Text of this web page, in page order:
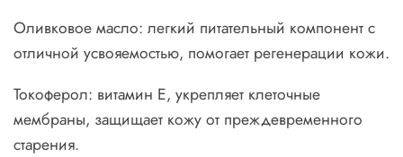
Оливковое масло: легкий питательный компонент с
отличной усвояемостью, помогает регенерации кожи.
Токоферол: витамин Е, укрепляет клеточные
мембраны, защищает кожу от преждевременного
старения.